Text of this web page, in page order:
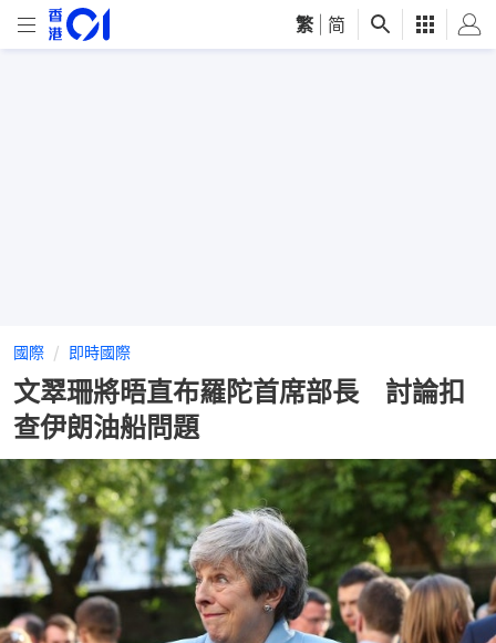
繁 简
國際 即時國際
文翠珊將晤直布羅陀首席部長 討論扣
查伊朗油船問題